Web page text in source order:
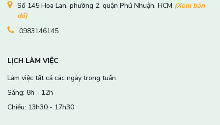
Số 145 Hoa Lan, phường 2, quận Phú Nhuận, HCM (Xem bản
đồ)
0983146145
LỊCH LÀM VIỆC
Làm việc tất cả các ngày trong tuần
Sáng: 8h - 12h
Chiều: 13h30 - 17h30